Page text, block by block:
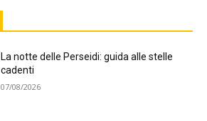
La notte delle Perseidi: guida alle stelle
cadenti
07/08/2026